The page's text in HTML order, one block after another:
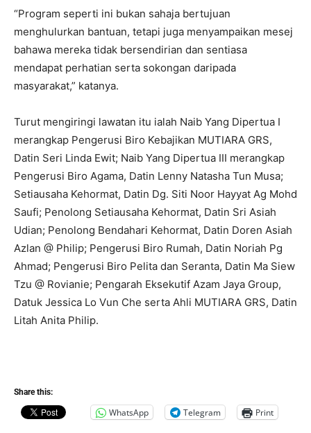
“Program seperti ini bukan sahaja bertujuan
menghulurkan bantuan, tetapi juga menyampaikan mesej
bahawa mereka tidak bersendirian dan sentiasa
mendapat perhatian serta sokongan daripada
masyarakat,” katanya.
Turut mengiringi lawatan itu ialah Naib Yang Dipertua I
merangkap Pengerusi Biro Kebajikan MUTIARA GRS,
Datin Seri Linda Ewit; Naib Yang Dipertua III merangkap
Pengerusi Biro Agama, Datin Lenny Natasha Tun Musa;
Setiausaha Kehormat, Datin Dg. Siti Noor Hayyat Ag Mohd
Saufi; Penolong Setiausaha Kehormat, Datin Sri Asiah
Udian; Penolong Bendahari Kehormat, Datin Doren Asiah
Azlan @ Philip; Pengerusi Biro Rumah, Datin Noriah Pg
Ahmad; Pengerusi Biro Pelita dan Seranta, Datin Ma Siew
Tzu @ Rovianie; Pengarah Eksekutif Azam Jaya Group,
Datuk Jessica Lo Vun Che serta Ahli MUTIARA GRS, Datin
Litah Anita Philip.
Share this:
WhatsApp Telegram Print